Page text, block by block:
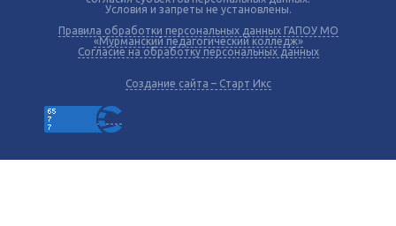
Условия и запреты не установлены.
Правила обработки персональных данных ГАПОУ МО
«Мурманский педагогический колледж»
Согласие на обработку персональных данных
Создание сайта – Старт Икс